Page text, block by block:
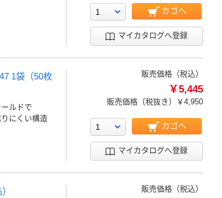
カゴへ
マイカタログへ登録
1袋（50枚
ルドで
にくい構造
販売価格（税込）
￥5,445
販売価格（税抜き） ￥4,950
カゴへ
マイカタログへ登録
販売価格（税込）